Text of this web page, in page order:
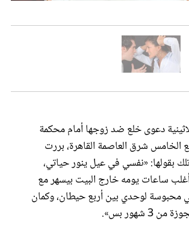
دعوى خلع ضد زوجها أمام محكمة
الخامس شرق العاصمة القاهرة، بررت
بقولها: «نفسي في عيل ينور حياتي،
ساعات يومه خارج البيت بيسهر مع
محبوسة لوحدي بين أربع حيطان، وكمان
شهور بس».
مجلة سيدتي
غلاف رفمي